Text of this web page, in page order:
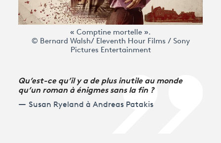
« Comptine mortelle ».
© Bernard Walsh/ Eleventh Hour Films / Sony
Pictures Entertainment
Qu’est-ce qu’il y a de plus inutile au monde
qu’un roman à énigmes sans la fin ?
Susan Ryeland à Andreas Patakis